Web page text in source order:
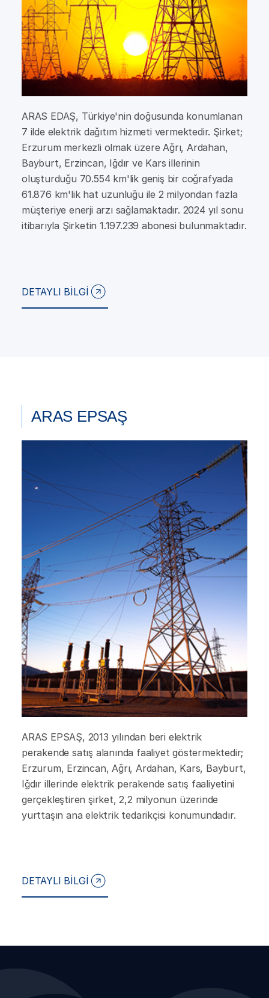
ARAS EDAŞ, Türkiye'nin doğusunda konumlanan
7 ilde elektrik dağıtım hizmeti vermektedir. Şirket;
Erzurum merkezli olmak üzere Ağrı, Ardahan,
Bayburt, Erzincan, Iğdır ve Kars illerinin
oluşturduğu 70.554 km'lik geniş bir coğrafyada
61.876 km'lik hat uzunluğu ile 2 milyondan fazla
müşteriye enerji arzı sağlamaktadır. 2024 yıl sonu
itibarıyla Şirketin 1.197.239 abonesi bulunmaktadır.
DETAYLI BİLGİ
ARAS EPSAŞ
ARAS EPSAŞ, 2013 yılından beri elektrik
perakende satış alanında faaliyet göstermektedir;
Erzurum, Erzincan, Ağrı, Ardahan, Kars, Bayburt,
Iğdır illerinde elektrik perakende satış faaliyetini
gerçekleştiren şirket, 2,2 milyonun üzerinde
yurttaşın ana elektrik tedarikçisi konumundadır.
DETAYLI BİLGİ